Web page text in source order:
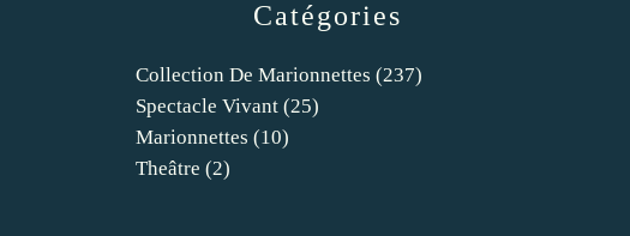
Catégories
Collection De Marionnettes (237)
Spectacle Vivant (25)
Marionnettes (10)
Theâtre (2)